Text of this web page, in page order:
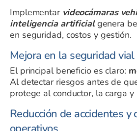
Implementar videocámaras
inteligencia artificialgenera
en seguridad, costos y gestión.
Mejora en la seguridad vial
El principal beneficio es claro:
Al detectar riesgos antes de
protege al conductor, la carga y
Reducción de accidentes y